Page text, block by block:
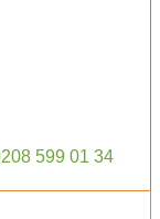
599 01 34